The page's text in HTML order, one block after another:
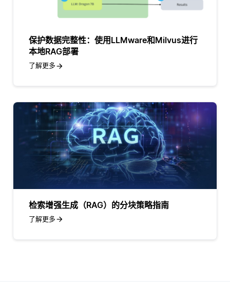
保护数据完整性：使用LLMware和Milvus进行
本地RAG部署
了解更多
检索增强生成（RAG）的分块策略指南
了解更多